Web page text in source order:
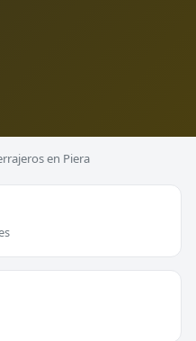
en Piera